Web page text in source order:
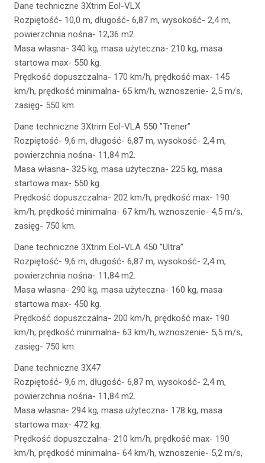
Dane techniczne 3Xtrim Eol-VLX
Rozpiętość- 10,0 m, długość- 6,87 m, wysokość- 2,4 m,
powierzchnia nośna- 12,36 m2.
Masa własna- 340 kg, masa użyteczna- 210 kg, masa
startowa max- 550 kg.
Prędkość dopuszczalna- 170 km/h, prędkość max- 145
km/h, prędkość minimalna- 65 km/h, wznoszenie- 2,5 m/s,
zasięg- 550 km.
Dane techniczne 3Xtrim Eol-VLA 550 ”Trener”
Rozpiętość- 9,6 m, długość- 6,87 m, wysokość- 2,4 m,
powierzchnia nośna- 11,84 m2.
Masa własna- 325 kg, masa użyteczna- 225 kg, masa
startowa max- 550 kg.
Prędkość dopuszczalna- 202 km/h, prędkość max- 190
km/h, prędkość minimalna- 67 km/h, wznoszenie- 4,5 m/s,
zasięg- 750 km.
Dane techniczne 3Xtrim Eol-VLA 450 ”Ultra”
Rozpiętość- 9,6 m, długość- 6,87 m, wysokość- 2,4 m,
powierzchnia nośna- 11,84 m2.
Masa własna- 290 kg, masa użyteczna- 160 kg, masa
startowa max- 450 kg.
Prędkość dopuszczalna- 200 km/h, prędkość max- 190
km/h, prędkość minimalna- 63 km/h, wznoszenie- 5,5 m/s,
zasięg- 750 km.
Dane techniczne 3X47
Rozpiętość- 9,6 m, długość- 6,87 m, wysokość- 2,4 m,
powierzchnia nośna- 11,84 m2.
Masa własna- 294 kg, masa użyteczna- 178 kg, masa
startowa max- 472 kg.
Prędkość dopuszczalna- 210 km/h, prędkość max- 190
km/h, prędkość minimalna- 64 km/h, wznoszenie- 5,2 m/s,